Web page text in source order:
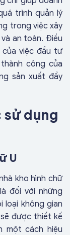
trình quản lý
trong việc xây
an toàn. Điều
việc đầu tư
công của
sản xuất đầy
sử dụng
U
kho hình chữ
đối với những
loại không gian
được thiết kế
một cách hiệu